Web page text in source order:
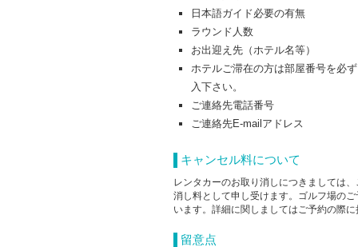
日本語ガイド必要の有無
ラウンド人数
お出迎え先（ホテル名等）
ホテルご滞在の方は部屋番号を必
入下さい。
ご連絡先電話番号
ご連絡先E-mailアドレス
キャンセル料について
レンタカーのお取り消しにつきましては
消し料として申し受けます。ゴルフ場の
います。詳細に関しましてはご予約の際
留意点